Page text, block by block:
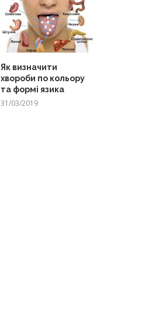
Як визначити
хвороби по кольору
та формі язика
31/03/2019